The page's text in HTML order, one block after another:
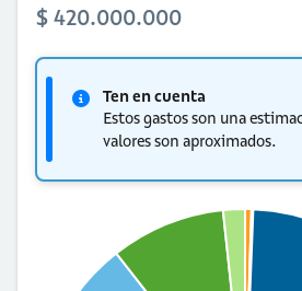
$ 420.000.000
Ten en cuenta
Estos gastos son una
valores son aproximados.